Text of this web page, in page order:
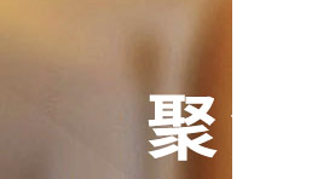
保险杠料架
汽车行业